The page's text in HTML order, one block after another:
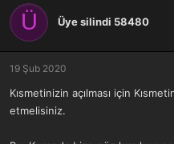
k
l
e
r
Ü Üye silindi 58480
19 Şub 2020
Kısmetinizin açılması için
etmelisiniz.